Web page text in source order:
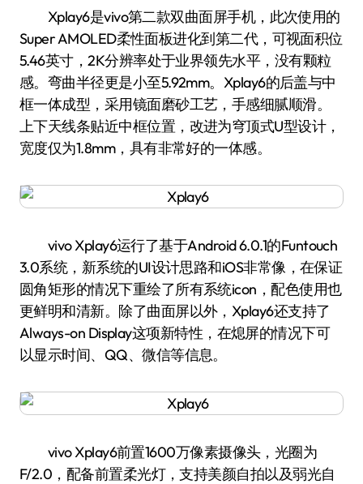
Xplay6是vivo第二款双曲面屏手机，此次使用的
Super AMOLED柔性面板进化到第二代，可视面积位
5.46英寸，2K分辨率处于业界领先水平，没有颗粒
感。弯曲半径更是小至5.92mm。Xplay6的后盖与中
框一体成型，采用镜面磨砂工艺，手感细腻顺滑。
上下天线条贴近中框位置，改进为穹顶式U型设计，
宽度仅为1.8mm，具有非常好的一体感。
vivo Xplay6运行了基于Android 6.0.1的Funtouch
3.0系统，新系统的UI设计思路和iOS非常像，在保证
圆角矩形的情况下重绘了所有系统icon，配色使用也
更鲜明和清新。除了曲面屏以外，Xplay6还支持了
Always-on Display这项新特性，在熄屏的情况下可
以显示时间、QQ、微信等信息。
vivo Xplay6前置1600万像素摄像头，光圈为
F/2.0，配备前置柔光灯，支持美颜自拍以及弱光自